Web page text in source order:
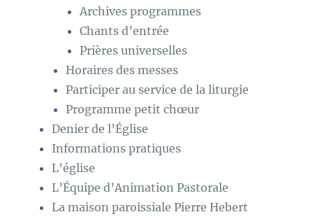
Archives programmes
Chants d’entrée
Prières universelles
Horaires des messes
Participer au service de la liturgie
Programme petit chœur
Denier de l’Église
Informations pratiques
L’église
L’Équipe d’Animation Pastorale
La maison paroissiale Pierre Hebert